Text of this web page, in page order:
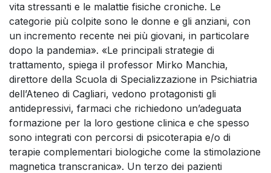
vita stressanti e le malattie fisiche croniche. Le
categorie più colpite sono le donne e gli anziani, con
un incremento recente nei più giovani, in particolare
dopo la pandemia». «Le principali strategie di
trattamento, spiega il professor Mirko Manchia,
direttore della Scuola di Specializzazione in Psichiatria
dell’Ateneo di Cagliari, vedono protagonisti gli
antidepressivi, farmaci che richiedono un’adeguata
formazione per la loro gestione clinica e che spesso
sono integrati con percorsi di psicoterapia e/o di
terapie complementari biologiche come la stimolazione
magnetica transcranica». Un terzo dei pazienti